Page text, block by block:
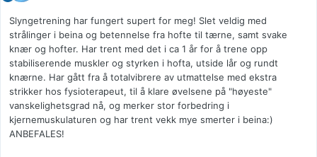
Slyngetrening har fungert supert for meg! Slet veldig med
strålinger i beina og betennelse fra hofte til tærne, samt svake
knær og hofter. Har trent med det i ca 1 år for å trene opp
stabiliserende muskler og styrken i hofta, utside lår og rundt
knærne. Har gått fra å totalvibrere av utmattelse med ekstra
strikker hos fysioterapeut, til å klare øvelsene på "høyeste"
vanskelighetsgrad nå, og merker stor forbedring i
kjernemuskulaturen og har trent vekk mye smerter i beina:)
ANBEFALES!